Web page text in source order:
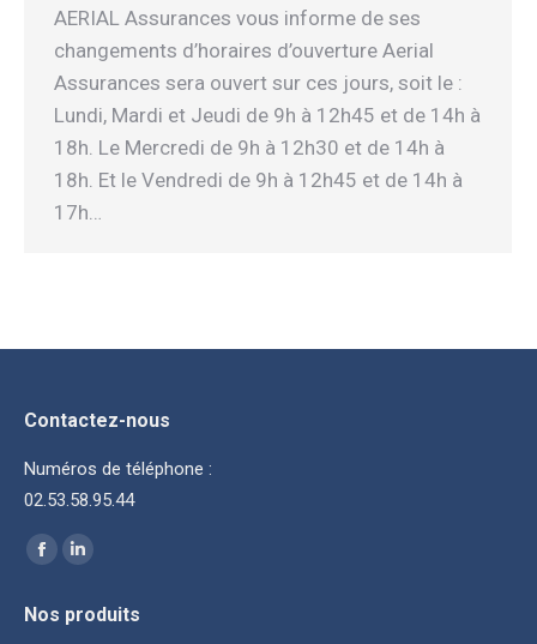
AERIAL Assurances vous informe de ses
changements d’horaires d’ouverture Aerial
Assurances sera ouvert sur ces jours, soit le :
Lundi, Mardi et Jeudi de 9h à 12h45 et de 14h à
18h. Le Mercredi de 9h à 12h30 et de 14h à
18h. Et le Vendredi de 9h à 12h45 et de 14h à
17h…
Contactez-nous
Numéros de téléphone :
02.53.58.95.44
Trouvez nous sur :
La
Facebook
La
LinkedIn
Nos produits